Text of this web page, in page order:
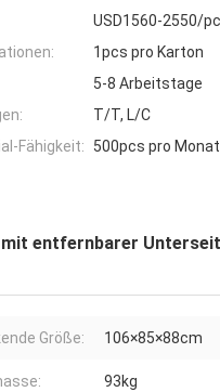
USD1560-2550/pc
1pcs pro Karton
5-8 Arbeitstage
T/T, L/C
Fähigkeit:
500pcs pro Monat
mit entfernbarer
Größe: 106×85×88cm
93kg